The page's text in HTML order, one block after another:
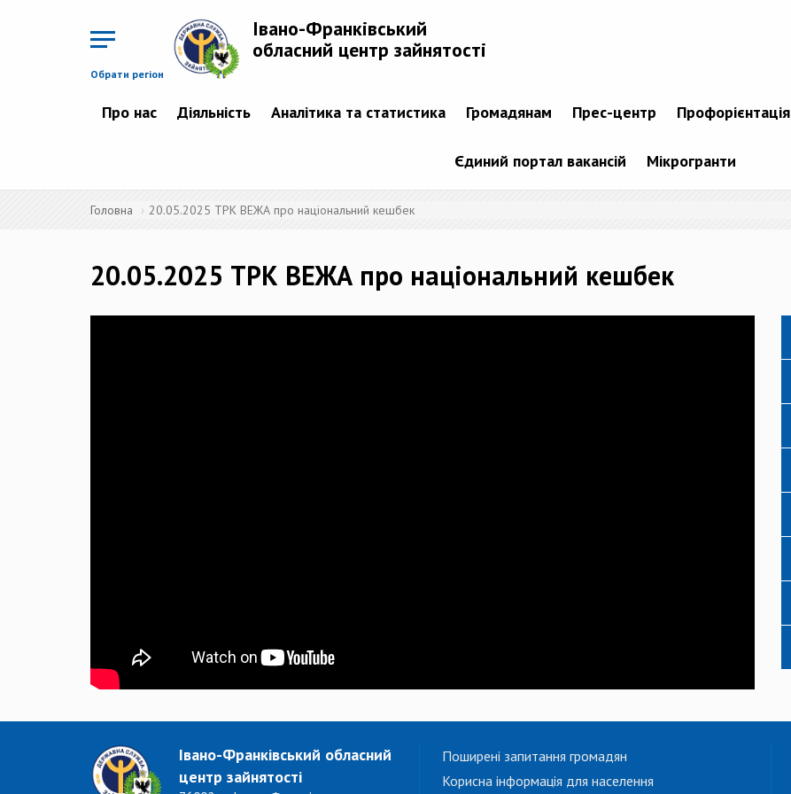
Обрати регіон
Івано-Франківський
обласний центр зайнятості
Про нас Діяльність Аналітика та статистика Громадянам Прес-центр Профорієнтація
Єдиний портал вакансій Мікрогранти
Головна 20.05.2025 ТРК ВЕЖА про національний кешбек
20.05.2025 ТРК ВЕЖА про національний кешбек
Івано-Франківський обласний
центр зайнятості
Поширені запитання громадян
Корисна інформація для населення